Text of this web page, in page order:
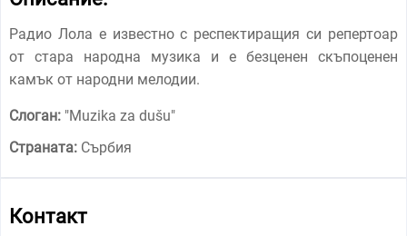
Радио Лола е известно с респектиращия си репертоар
от стара народна музика и е безценен скъпоценен
камък от народни мелодии.
Слоган: "Muzika za dušu"
Страната: Сърбия
Контакт